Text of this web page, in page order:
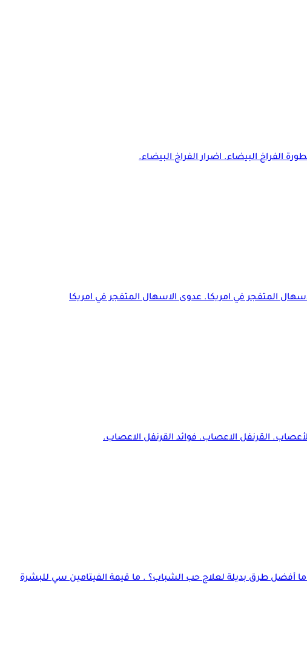
الفراخ البيضاء. اضرار الفراخ البيضاء.
المتفجر في امريكا. عدوى الاسهال المتفجر في امريكا
القرنفل الاعصاب. فوائد القرنفل الاعصاب.
أفضل طرق بديلة لعلاج حب الشباب؟ . ما قيمة الفيتامين سي للبشرة